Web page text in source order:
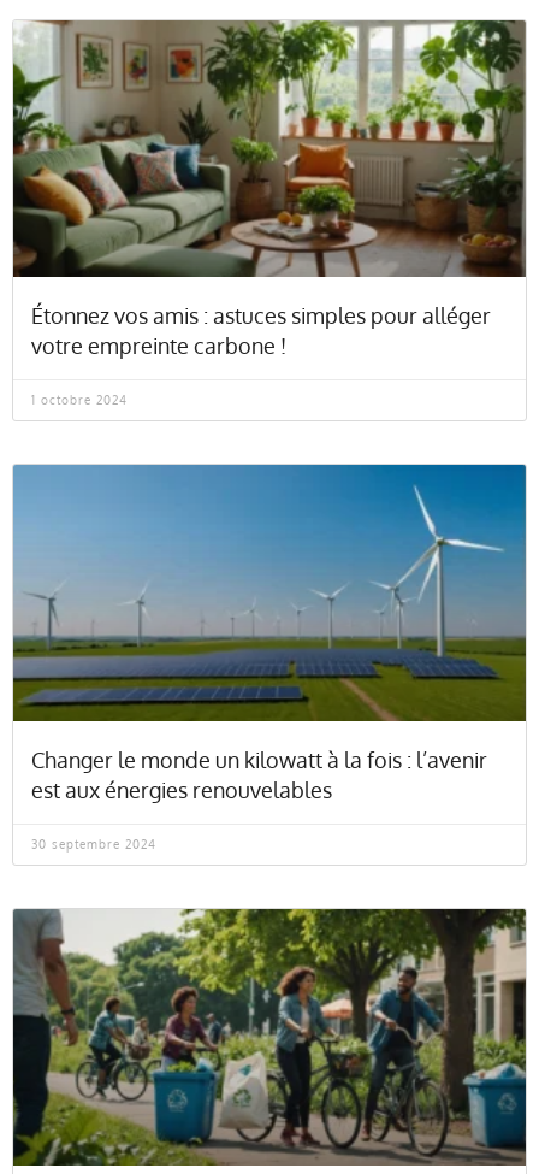
Étonnez vos amis : astuces simples pour alléger
votre empreinte carbone !
1 octobre 2024
Changer le monde un kilowatt à la fois : l’avenir
est aux énergies renouvelables
30 septembre 2024